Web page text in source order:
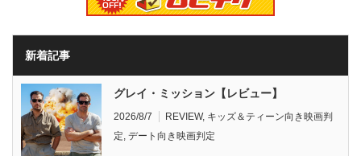
新着記事
グレイ・ミッション【レビュー】
2026/8/7 REVIEW, キッズ＆ティーン向き映画判
定 デート向き映画判定